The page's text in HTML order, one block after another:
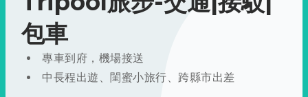
包車
專車到府，機場接送
中長程出遊、閨蜜小旅行、跨縣市出差